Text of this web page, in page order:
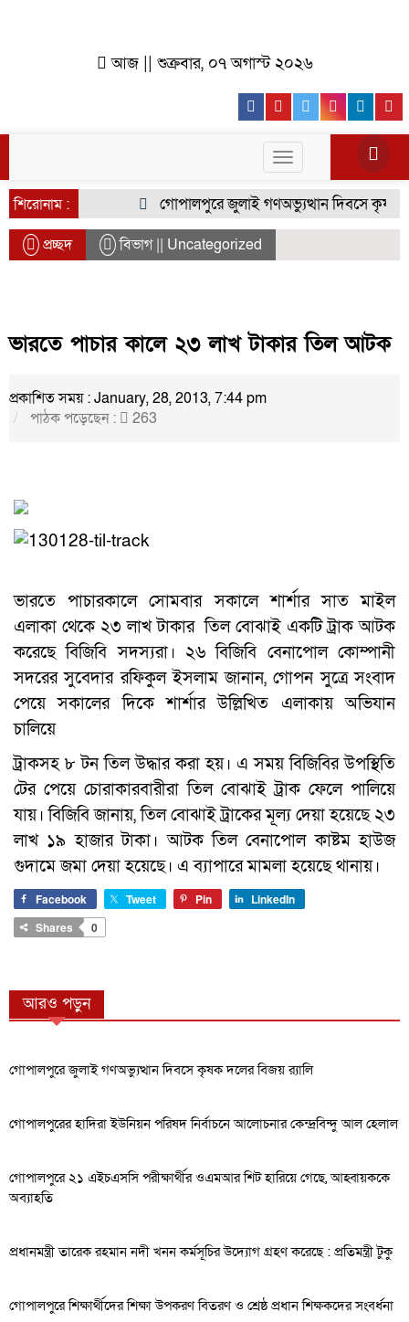
আজ || শুক্রবার, ০৭ অগাস্ট ২০২৬
Facebook
YoutubeTwitter
Toggle
navigation
শিরোনাম :
গোপালপুরে জুলাই গণঅভ্যুত্থান দিবসে কৃষক
প্রচ্ছদ বিভাগ || Uncategorized
ভারতে পাচার কালে ২৩ লাখ টাকার তিল আটক
প্রকাশিত সময় : January, 28, 2013, 7:44 pm
পাঠক পড়েছেন :
263
ভারতে পাচারকালে সোমবার সকালে শার্শার সাত মাইল
এলাকা থেকে ২৩ লাখ টাকার তিল বোঝাই একটি ট্রাক আটক
করেছে বিজিবি সদস্যরা। ২৬ বিজিবি বেনাপোল কোম্পানী
সদরের সুবেদার রফিকুল ইসলাম জানান, গোপন সুত্রে সংবাদ
পেয়ে সকালের দিকে শার্শার উল্লিখিত এলাকায় অভিযান
চালিয়ে
ট্রাকসহ ৮ টন তিল উদ্ধার করা হয়। এ সময় বিজিবির উপস্থিতি
টের পেয়ে চোরাকারবারীরা তিল বোঝাই ট্রাক ফেলে পালিয়ে
যায়। বিজিবি জানায়, তিল বোঝাই ট্রাকের মূল্য দেয়া হয়েছে ২৩
লাখ ১৯ হাজার টাকা। আটক তিল বেনাপোল কাষ্টম হাউজ
গুদামে জমা দেয়া হয়েছে। এ ব্যাপারে মামলা হয়েছে থানায়।
Facebook Tweet Pin
LinkedIn
Shares
0
আরও পড়ুন
গোপালপুরে জুলাই গণঅভ্যুত্থান দিবসে কৃষক দলের বিজয় র‍্যালি
গোপালপুরের হাদিরা ইউনিয়ন পরিষদ নির্বাচনে আলোচনার কেন্দ্রবিন্দু আল হেলাল
গোপালপুরে ২১ এইচএসসি পরীক্ষার্থীর ওএমআর শিট হারিয়ে গেছে, আহ্বায়ককে
অব্যাহতি
প্রধানমন্ত্রী তারেক রহমান নদী খনন কর্মসূচির উদ্যোগ গ্রহণ করেছে : প্রতিমন্ত্রী টুকু
গোপালপুরে শিক্ষার্থীদের শিক্ষা উপকরণ বিতরণ ও শ্রেষ্ঠ প্রধান শিক্ষকদের সংবর্ধনা